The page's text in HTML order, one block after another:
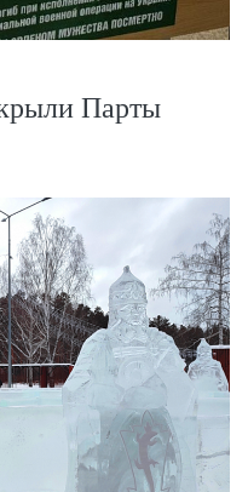
Парты